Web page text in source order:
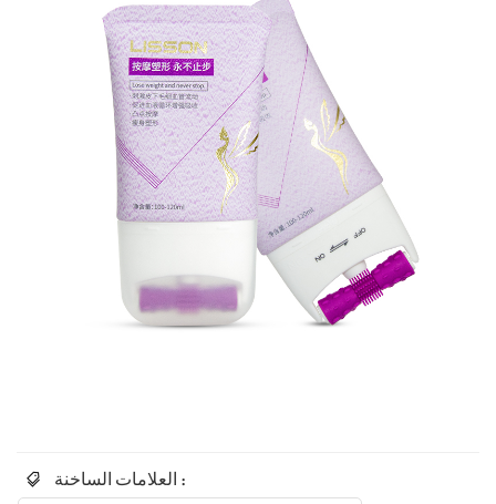
العلامات الساخنة :